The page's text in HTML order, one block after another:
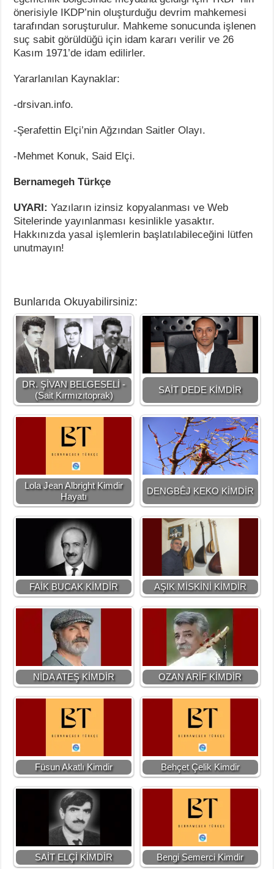
önerisiyle IKDP’nin oluşturduğu devrim mahkemesi
tarafından soruşturulur. Mahkeme sonucunda işlenen
suç sabit görüldüğü için idam kararı verilir ve 26
Kasım 1971’de idam edilirler.
Yararlanılan Kaynaklar:
-drsivan.info.
-Şerafettin Elçi’nin Ağzından Saitler Olayı.
-Mehmet Konuk, Said Elçi.
Bernamegeh Türkçe
UYARI: Yazıların izinsiz kopyalanması ve Web
Sitelerinde yayınlanması kesinlikle yasaktır.
Hakkınızda yasal işlemlerin başlatılabileceğini lütfen
unutmayın!
Bunlarıda Okuyabilirsiniz:
DR. ŞİVAN BELGESELİ -
(Sait Kırmızıtoprak)
SAİT DEDE KİMDİR
Lola Jean Albright Kimdir
Hayatı
DENGBÊJ KEKO KİMDİR
FAİK BUCAK KİMDİR AŞIK MİSKİNİ KİMDİR
NİDA ATEŞ KİMDİR OZAN ARİF KİMDİR
Füsun Akatlı Kimdir Behçet Çelik Kimdir
SAİT ELÇİ KİMDİR Bengi Semerci Kimdir